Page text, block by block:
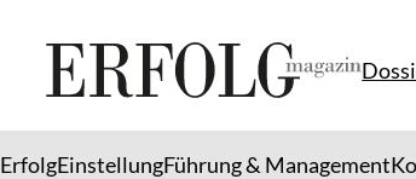
ErfolgEinstellungFührung & Management